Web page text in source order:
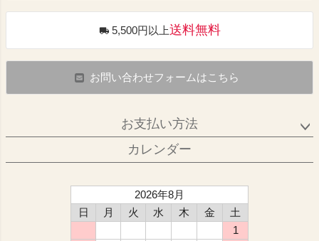
5,500円以上送料無料
お問い合わせフォームはこちら
お支払い方法
カレンダー
2026年8月
日
月 火 水 木 金
土
1